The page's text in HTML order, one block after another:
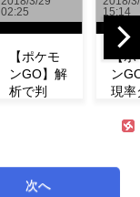
02:25
【ポケモ
ンGO】解
析で判
報酬一覧
15:14
【ポ
ン
現率
ベ
次へ